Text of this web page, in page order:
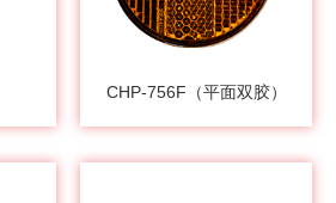
CHP-756F（平面双胶）